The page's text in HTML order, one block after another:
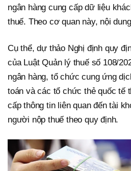
ngân hàng cung cấp dữ liệu
thuế. Theo cơ quan này, nội
Cụ thể, dự thảo Nghị định quy
của Luật Quản lý thuế số 108/
ngân hàng, tổ chức cung ứng
toán và các tổ chức thẻ quốc tế
cấp thông tin liên quan đến tài
người nộp thuế theo quy định.